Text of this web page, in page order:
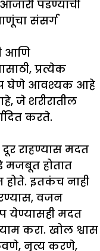
पडण्याची
संसर्ग
आणि
प्रत्येक
घेणे आवश्यक आहे
जे शरीरातील
करते.
राहण्यास मदत
मजबूत होतात
होते. इतकंच नाही
वजन
येण्यासही मदत
करा. खोल श्वास
नृत्य करणे,